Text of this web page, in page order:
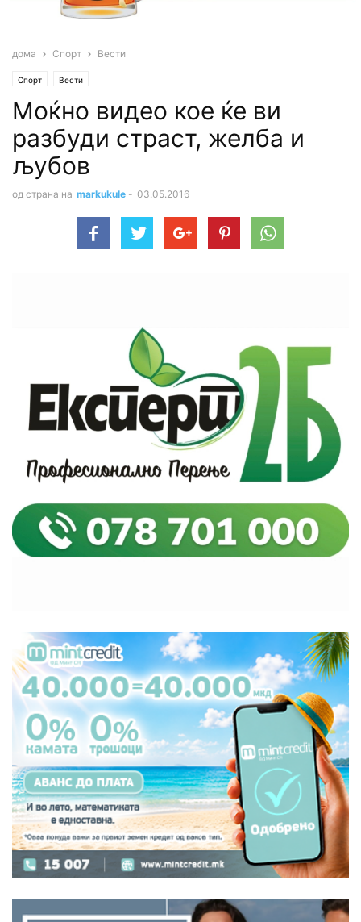
дома Спорт Вести
Спорт Вести
Моќно видео кое ќе ви
разбуди страст, желба и
љубов
од страна на markukule - 03.05.2016